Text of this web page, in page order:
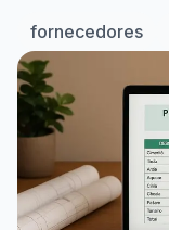
fornecedores